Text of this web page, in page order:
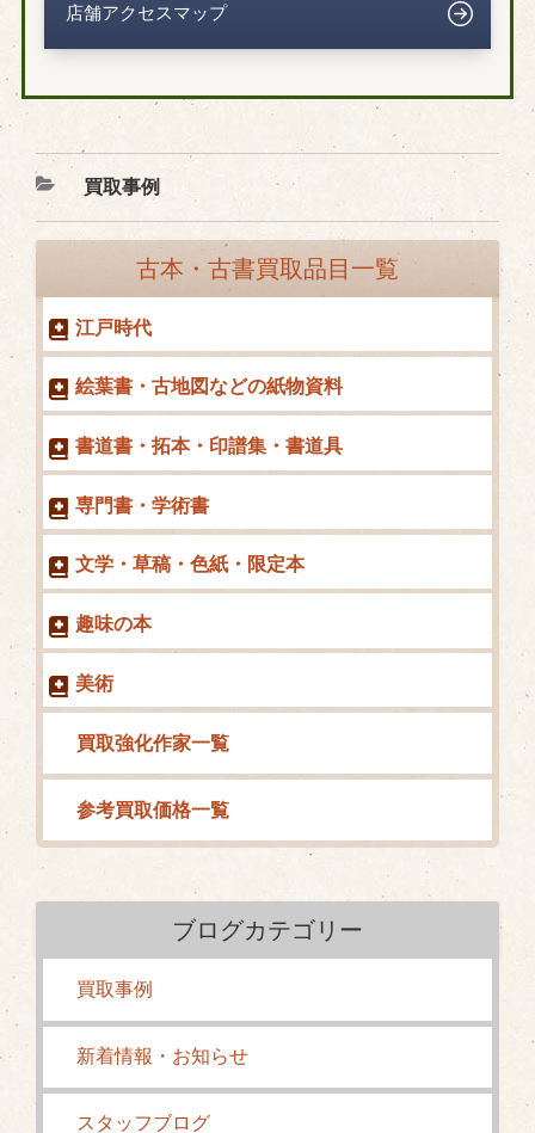
店舗アクセスマップ
カ
テ
買取事例
古本・古書買取品目一覧
江戸時代
絵葉書・古地図などの紙物資料
書道書・拓本・印譜集・書道具
専門書・学術書
文学・草稿・色紙・限定本
趣味の本
美術
買取強化作家一覧
参考買取価格一覧
ブログカテゴリー
買取事例
新着情報・お知らせ
スタッフブログ